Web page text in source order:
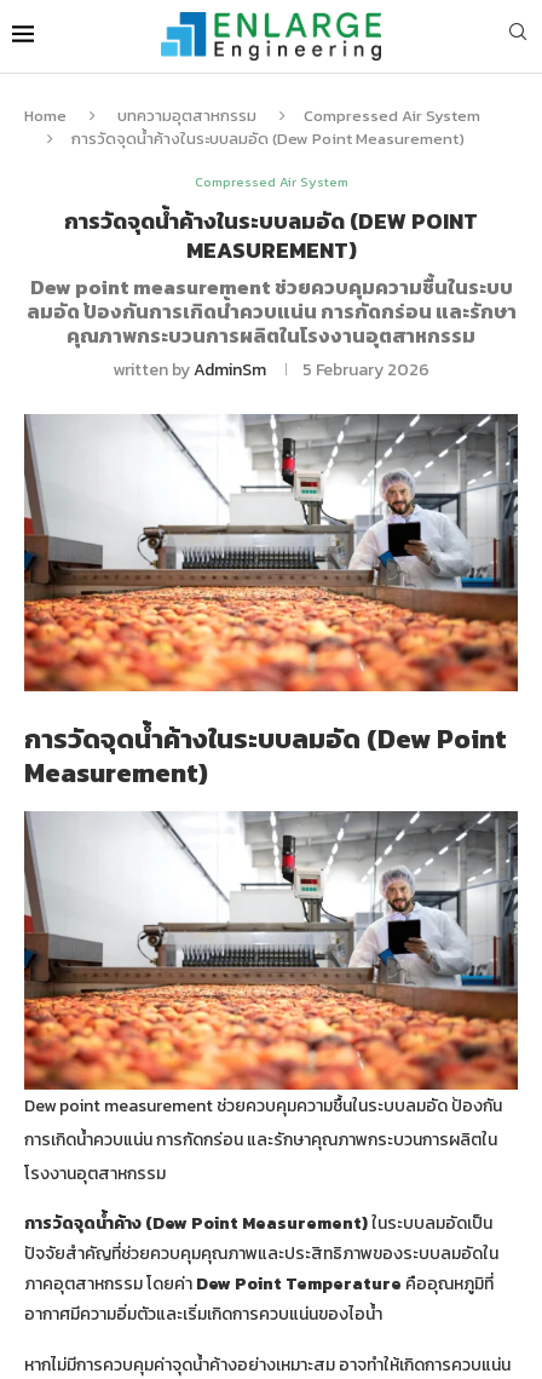
Home บทความอุตสาหกรรม
Compressed Air System
การวัดจุดน้ำค้างในระบบลมอัด (Dew Point Measurement)
Compressed Air System
การวัดจุดน้ำค้างในระบบลมอัด (DEW POINT
MEASUREMENT)
Dew point measurement ช่วยควบคุมความชื้นในระบบ
ลมอัด ป้องกันการเกิดน้ำควบแน่น การกัดกร่อน และรักษา
คุณภาพกระบวนการผลิตในโรงงานอุตสาหกรรม
written byAdminSm 5 February 2026
การวัดจุดน้ำค้างในระบบลมอัด (Dew Point
Measurement)
Dew point measurement ช่วยควบคุมความชื้นในระบบลมอัด ป้องกัน
การเกิดน้ำควบแน่น การกัดกร่อน และรักษาคุณภาพกระบวนการผลิตใน
โรงงานอุตสาหกรรม
การวัดจุดน้ำค้าง (Dew Point Measurement)ในระบบลมอัดเป็น
ปัจจัยสำคัญที่ช่วยควบคุมคุณภาพและประสิทธิภาพของระบบลมอัดใน
ภาคอุตสาหกรรม โดยค่าDew Point Temperature คืออุณหภูมิที่
อากาศมีความอิ่มตัวและเริ่มเกิดการควบแน่นของไอน้ำ
หากไม่มีการควบคุมค่าจุดน้ำค้างอย่างเหมาะสม อาจทำให้เกิดการควบแน่น